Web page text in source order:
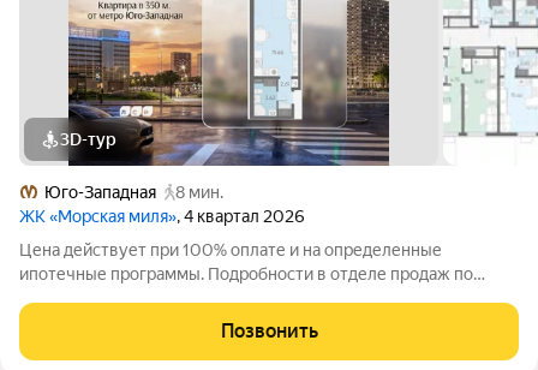
3D-тур
Юго-Западная
8 мин.
ЖК «Морская миля», 4 квартал 2026
Цена действует при 100% оплате и на определенные
ипотечные программы. Подробности в отделе продаж по
Общая площадь составляет 25.88 кв. м. Квартира с чистовой
отделкой. Жилой комплекс
Позвонить